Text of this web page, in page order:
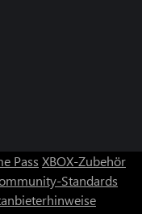
Pass XBOX-Zubehör
Standards